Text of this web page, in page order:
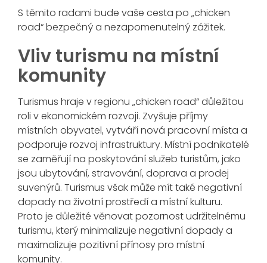
S těmito radami bude vaše cesta po „chicken
road“ bezpečný a nezapomenutelný zážitek.
Vliv turismu na místní
komunity
Turismus hraje v regionu „chicken road“ důležitou
roli v ekonomickém rozvoji. Zvyšuje příjmy
místních obyvatel, vytváří nová pracovní místa a
podporuje rozvoj infrastruktury. Místní podnikatelé
se zaměřují na poskytování služeb turistům, jako
jsou ubytování, stravování, doprava a prodej
suvenýrů. Turismus však může mít také negativní
dopady na životní prostředí a místní kulturu.
Proto je důležité věnovat pozornost udržitelnému
turismu, který minimalizuje negativní dopady a
maximalizuje pozitivní přínosy pro místní
komunity.